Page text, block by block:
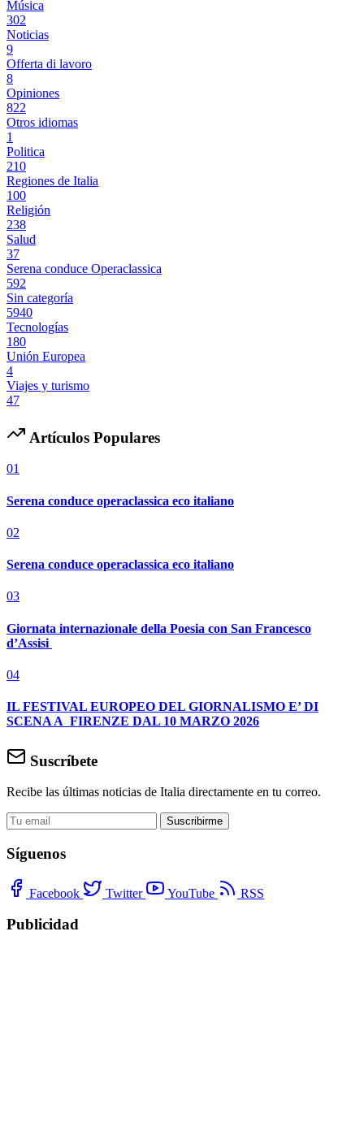
Música
302
Noticias
9
Offerta di lavoro
8
Opiniones
822
Otros idiomas
1
Politica
210
Regiones de Italia
100
Religión
238
Salud
37
Serena conduce Operaclassica
592
Sin categoría
5940
Tecnologías
180
Unión Europea
4
Viajes y turismo
47
Artículos Populares
01
Serena conduce operaclassica eco italiano
02
Serena conduce operaclassica eco italiano
03
Giornata internazionale della Poesia con San Francesco
d’Assisi
04
IL FESTIVAL EUROPEO DEL GIORNALISMO E’ DI
SCENA A FIRENZE DAL 10 MARZO 2026
Suscríbete
Recibe las últimas noticias de Italia directamente en tu correo.
Suscribirme
Síguenos
Facebook Twitter YouTube RSS
Publicidad